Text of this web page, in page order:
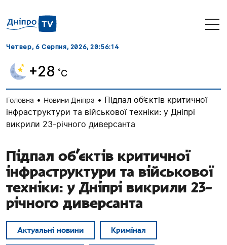
Четвер, 6 Серпня, 2026, 20:56:15
+28 ˚C
Головна • Новини Дніпра • Підпал об’єктів критичної
інфраструктури та військової техніки: у Дніпрі
викрили 23-річного диверсанта
Підпал об’єктів критичної
інфраструктури та військової
техніки: у Дніпрі викрили 23-
річного диверсанта
Актуальні новини Кримінал